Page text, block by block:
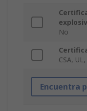
No
CSA, UL,
Encuentra